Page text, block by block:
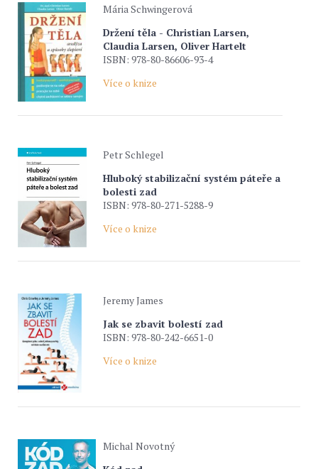
Mária Schwingerová
Držení těla - Christian Larsen,
Claudia Larsen, Oliver Hartelt
ISBN: 978-80-86606-93-4
Více o knize
Petr Schlegel
Hluboký stabilizační systém páteře a
bolesti zad
ISBN: 978-80-271-5288-9
Více o knize
Jeremy James
Jak se zbavit bolestí zad
ISBN: 978-80-242-6651-0
Více o knize
Michal Novotný